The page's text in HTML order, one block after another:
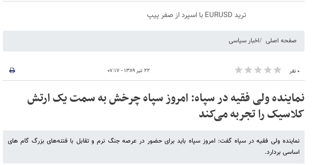
ترید EURUSD با اسپرد از صفر پیپ
صفحه اصلی اخبار سیاسی
۰ نفر ۲۲ تیر ۱۳۸۹ - ۰۷:۱۷
نماینده ولی فقیه در سپاه: امروز سپاه چرخش به سمت یک ارتش
کلاسیک را تجربه می‌کند
نماینده ولی فقیه در سپاه گفت: امروز سپاه باید برای حضور در عرصه جنگ نرم و تقابل با فتنه‌های بزرگ گام های
اساسی بردارد.